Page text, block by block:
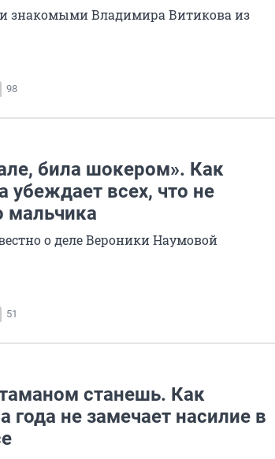
знакомыми Владимира Витикова из
98
била шокером». Как
убеждает всех, что не
мальчика
о деле Вероники Наумовой
51
станешь. Как
года не замечает насилие в